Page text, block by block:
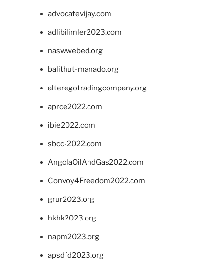
advocatevijay.com
adlibilimler2023.com
naswwebed.org
balithut-manado.org
alteregotradingcompany.org
aprce2022.com
ibie2022.com
sbcc-2022.com
AngolaOilAndGas2022.com
Convoy4Freedom2022.com
grur2023.org
hkhk2023.org
napm2023.org
apsdfd2023.org